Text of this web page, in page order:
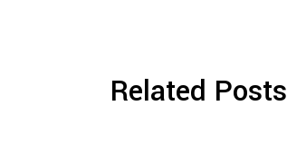
Related Posts